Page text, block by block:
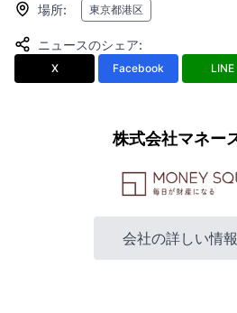
場所: 東京都港区
ニュースのシェア:
X Facebook LINE
株式会社マネー
会社の詳しい情